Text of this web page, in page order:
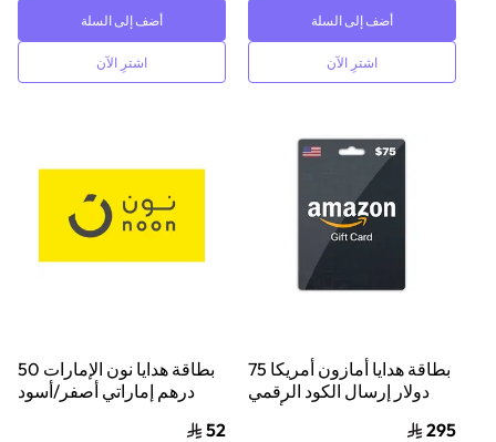
أضف إلى السلة
اشترِ الآن
أضف إلى السلة
اشترِ الآن
بطاقة هدايا أمازون أمريكا 75
دولار إرسال الكود الرقمي
بالبريد الإلكتروني أسود
295
بطاقة هدايا نون الإمارات 50
درهم إماراتي أصفر/أسود
52